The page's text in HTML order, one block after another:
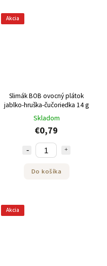
Akcia
Slimák BOB ovocný plátok
jablko-hruška-čučoriedka 14 g
Skladom
€0,79
Do košíka
Akcia